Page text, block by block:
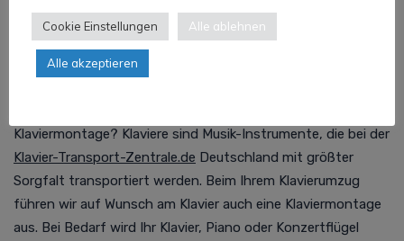
Klaviermontage Halle oder Klavier
transportieren Halle : Kein Problem!
Klaviermontage? Klaviere sind Musik-Instrumente, die bei der
Klavier-Transport-Zentrale.de Deutschland mit größter
Sorgfalt transportiert werden. Beim Ihrem Klavierumzug
führen wir auf Wunsch am Klavier auch eine Klaviermontage
aus. Bei Bedarf wird Ihr Klavier, Piano oder Konzertflügel
Cookie Einstellungen Alle ablehnen
Alle akzeptieren